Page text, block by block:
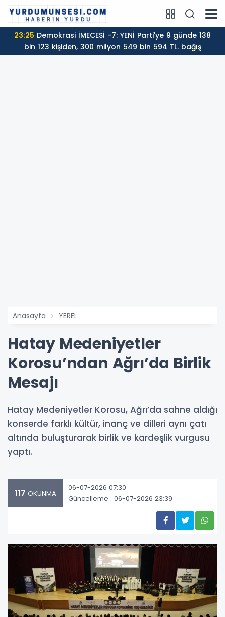
23:25
bin 123 kişiden, 300 milyon 549 bin 594 TL. bağış
Anasayfa YEREL
Hatay Medeniyetler
Korosu’ndan Ağrı’da Birlik
Mesajı
Hatay Medeniyetler Korosu, Ağrı’da sahne aldığı
konserde farklı kültür, inanç ve dilleri aynı çatı
altında buluşturarak birlik ve kardeşlik vurgusu
yaptı.
117 OKUNMA
06-07-2026 07:30
Güncelleme : 06-07-2026 23:39